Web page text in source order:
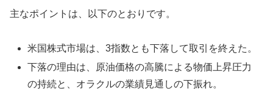
主なポイントは、以下のとおりです。
米国株式市場は、3指数とも下落して取引を終えた。
下落の理由は、原油価格の高騰による物価上昇圧力
の持続と、オラクルの業績見通しの下振れ。